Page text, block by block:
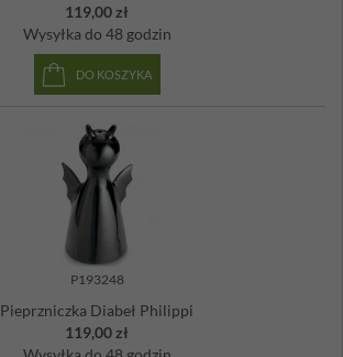
119,00 zł
Wysyłka do 48 godzin
DO KOSZYKA
P193248
Pieprzniczka Diabeł Philippi
119,00 zł